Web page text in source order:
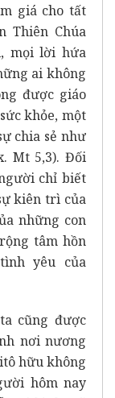
giá cho tất
Thiên Chúa
mọi lời hứa
ai không
được giáo
khỏe, một
chia sẻ như
Mt 5,3). Đối
chỉ biết
kiên trì của
những con
tâm hồn
yêu của
cũng được
nơi nương
hữu không
hôm nay